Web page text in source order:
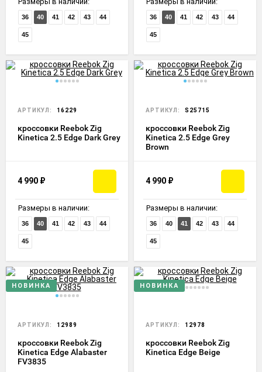
36 40 41 42 43 44
45
36 40 41 42 43 44
45
АРТИКУЛ: 16229
кроссовки Reebok Zig
Kinetica 2.5 Edge Dark Grey
4 990 ₽
Размеры в наличии:
36 40 41 42 43 44
45
АРТИКУЛ: S25715
кроссовки Reebok Zig
Kinetica 2.5 Edge Grey
Brown
4 990 ₽
Размеры в наличии:
36 40 41 42 43 44
45
НОВИНКА
АРТИКУЛ: 12989
кроссовки Reebok Zig
Kinetica Edge Alabaster
FV3835
НОВИНКА
АРТИКУЛ: 12978
кроссовки Reebok Zig
Kinetica Edge Beige